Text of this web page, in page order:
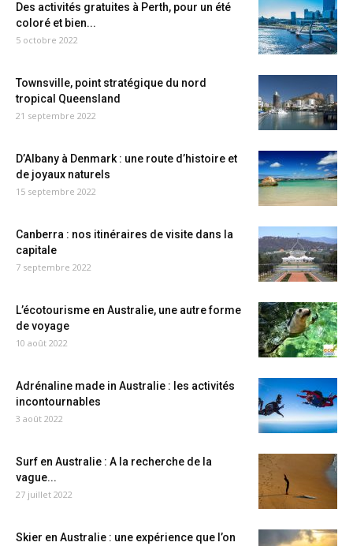
Des activités gratuites à Perth, pour un été
coloré et bien...
5 octobre 2022
Townsville, point stratégique du nord
tropical Queensland
21 septembre 2022
D’Albany à Denmark : une route d’histoire et
de joyaux naturels
15 septembre 2022
Canberra : nos itinéraires de visite dans la
capitale
7 septembre 2022
L’écotourisme en Australie, une autre forme
de voyage
10 août 2022
Adrénaline made in Australie : les activités
incontournables
3 août 2022
Surf en Australie : A la recherche de la
vague...
27 juillet 2022
Skier en Australie : une expérience que l’on